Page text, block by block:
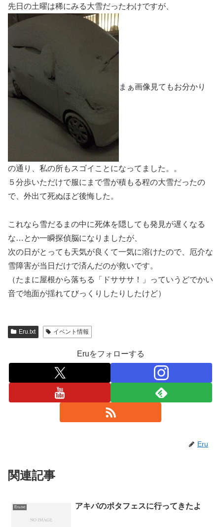
先日の土曜は稀にみる大雪だったわけですが、
まぁ画像見てもお分かり
の通り、私の所もスゴイことになってました。。
５分歩いただけで服にまで雪が積もる程の大雪だったの
で、外出て死ぬほど後悔した。
これなら雪だるまの中に死体を隠しても発見が遅くなる
な…とか一瞬探偵脳になりましたが、
次の日がとっても天気が良くて一気に溶けたので、厄介な
雪障害が当日だけで済んだのが救いです。
（たまに屋根から落ちる「ドサササ！」っていうどでかい
音で地面が揺れてびっくりしたりしたけど）
Eru.txt イベント情報
Eruをフォローする
Eru
関連記事
Eru.txt アキバのポタフェスに行ってきたよ